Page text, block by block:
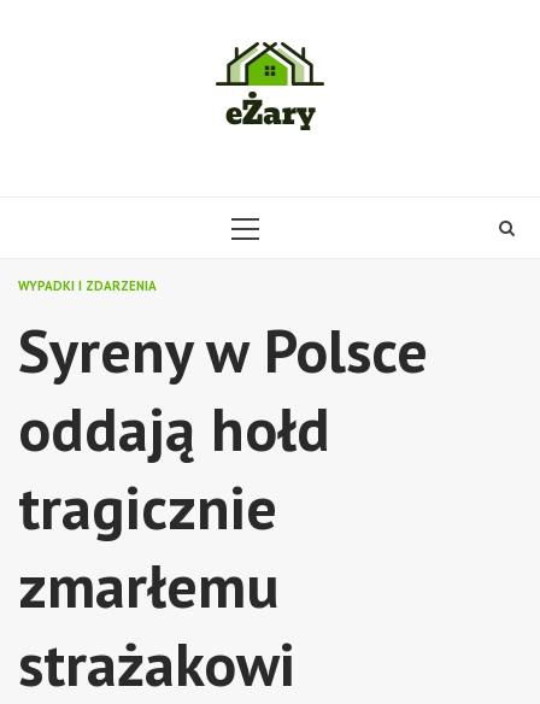
PRIMARY
WYPADKI I ZDARZENIA
Syreny w Polsce
oddają hołd
tragicznie
zmarłemu
strażakowi